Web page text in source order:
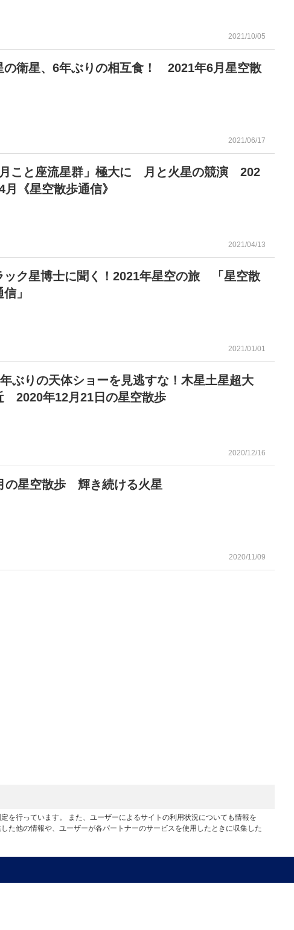
2021/10/05
の衛星、6年ぶりの相互食！ 2021年6月星空散
2021/06/17
月こと座流星群」極大に 月と火星の競演 202
月《星空散歩通信》
2021/04/13
ック星博士に聞く！2021年星空の旅 「星空散
」
2021/01/01
ぶりの天体ショーを見逃すな！木星土星超大
2020年12月21日の星空散歩
2020/12/16
の星空散歩 輝き続ける火星
2020/11/09
を行っています。 また、ユーザーによるサイトの利用状況についても情報を
た他の情報や、ユーザーが各パートナーのサービスを使用したときに収集した